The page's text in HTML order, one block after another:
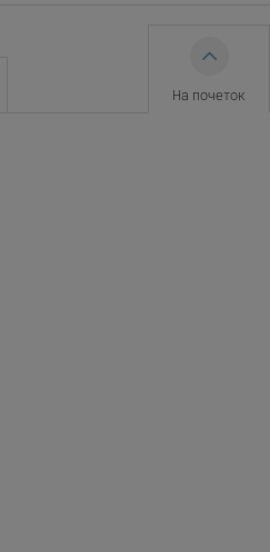
На почеток